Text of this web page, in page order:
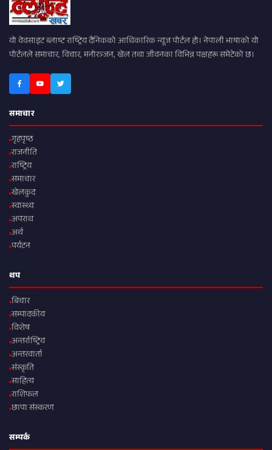
यो वेवसाइट ब्लाष्ट राष्ट्रिय दैनिकको आधिकारिक न्यूज पोर्टल हो। नेपाली भाषाको यो
पोर्टलले समाचार, विचार, मनोरञ्जन, खेल तथा जीवनका विभिन्न पक्षहरू समेटेको छ।
समाचार
गृहपृष्ठ
राजनीति
राष्ट्रिय
समाचार
खेलकुद
स्वास्थ्य
अपराध
अर्थ
पर्यटन
थप
बिचार
सम्पादकीय
विशेष
अन्तर्राष्ट्रिय
अन्तरवार्ता
संस्कृति
साहित्य
राशिफल
छापा संस्करण
सम्पर्क